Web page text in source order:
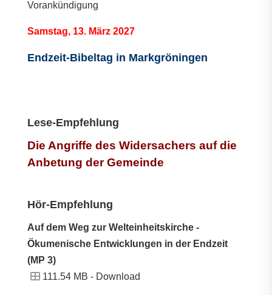
Vorankündigung
Samstag, 13. März 2027
Endzeit-Bibeltag in Markgröningen
Lese-Empfehlung
Die Angriffe des Widersachers auf die
Anbetung der Gemeinde
Hör-Empfehlung
Auf dem Weg zur Welteinheitskirche -
Ökumenische Entwicklungen in der Endzeit
(MP 3)
111.54 MB - Download